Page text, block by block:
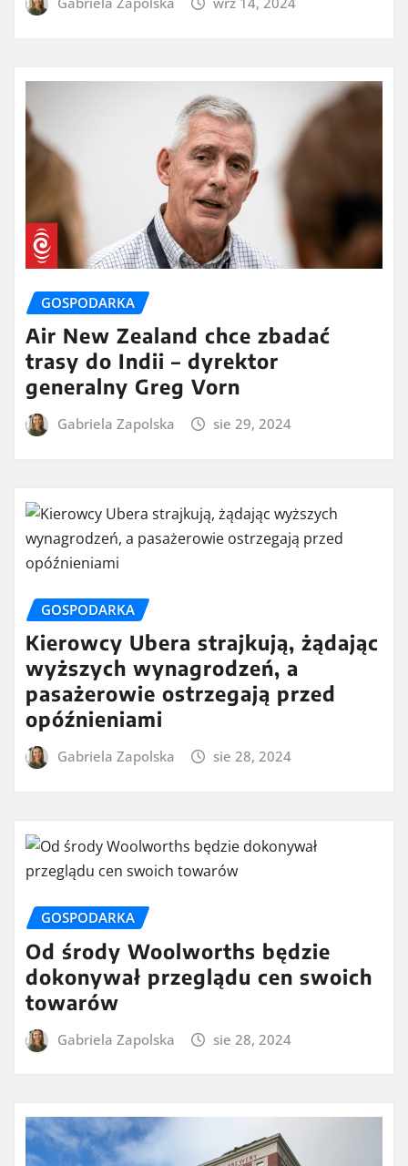
GOSPODARKA
Air New Zealand chce zbadać
trasy do Indii – dyrektor
generalny Greg Vorn
Gabriela Zapolska sie 29, 2024
GOSPODARKA
Kierowcy Ubera strajkują, żądając
wyższych wynagrodzeń, a
pasażerowie ostrzegają przed
opóźnieniami
Gabriela Zapolska sie 28, 2024
GOSPODARKA
Od środy Woolworths będzie
dokonywał przeglądu cen swoich
towarów
Gabriela Zapolska sie 28, 2024